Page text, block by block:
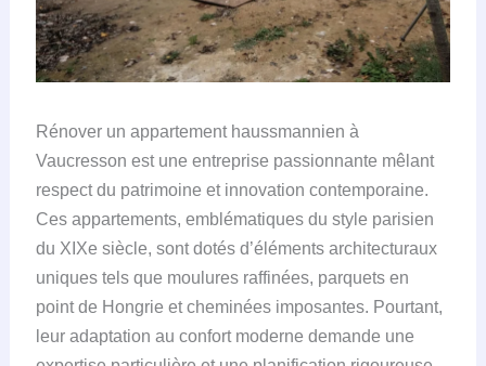
Rénover un appartement haussmannien à
Vaucresson est une entreprise passionnante mêlant
respect du patrimoine et innovation contemporaine.
Ces appartements, emblématiques du style parisien
du XIXe siècle, sont dotés d’éléments architecturaux
uniques tels que moulures raffinées, parquets en
point de Hongrie et cheminées imposantes. Pourtant,
leur adaptation au confort moderne demande une